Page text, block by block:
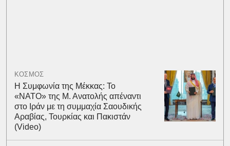
ΚΟΣΜΟΣ
Η Συμφωνία της Μέκκας: Το
«ΝΑΤΟ» της Μ. Ανατολής απέναντι
στο Ιράν με τη συμμαχία Σαουδικής
Αραβίας, Τουρκίας και Πακιστάν
(Video)